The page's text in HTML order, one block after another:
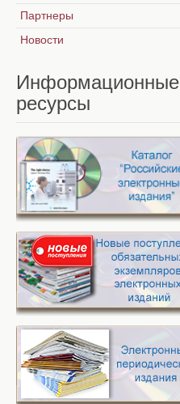
Партнеры
Новости
Информационные
ресурсы